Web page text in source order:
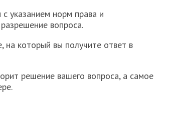
указанием норм права и
вопроса.
который вы получите ответ в
решение вашего вопроса, а самое